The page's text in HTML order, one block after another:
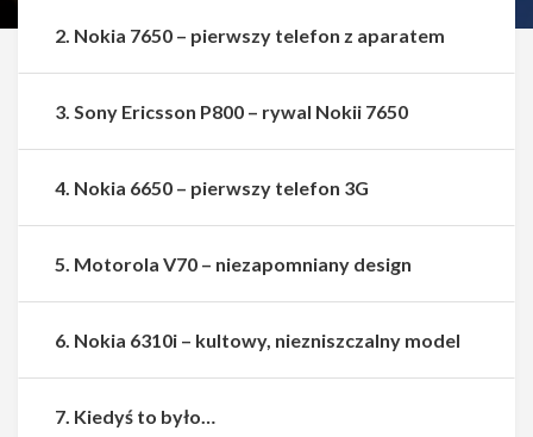
Udostępnij
2. Nokia 7650 – pierwszy telefon z aparatem
3. Sony Ericsson P800 – rywal Nokii 7650
4. Nokia 6650 – pierwszy telefon 3G
5. Motorola V70 – niezapomniany design
6. Nokia 6310i – kultowy, niezniszczalny model
7. Kiedyś to było…